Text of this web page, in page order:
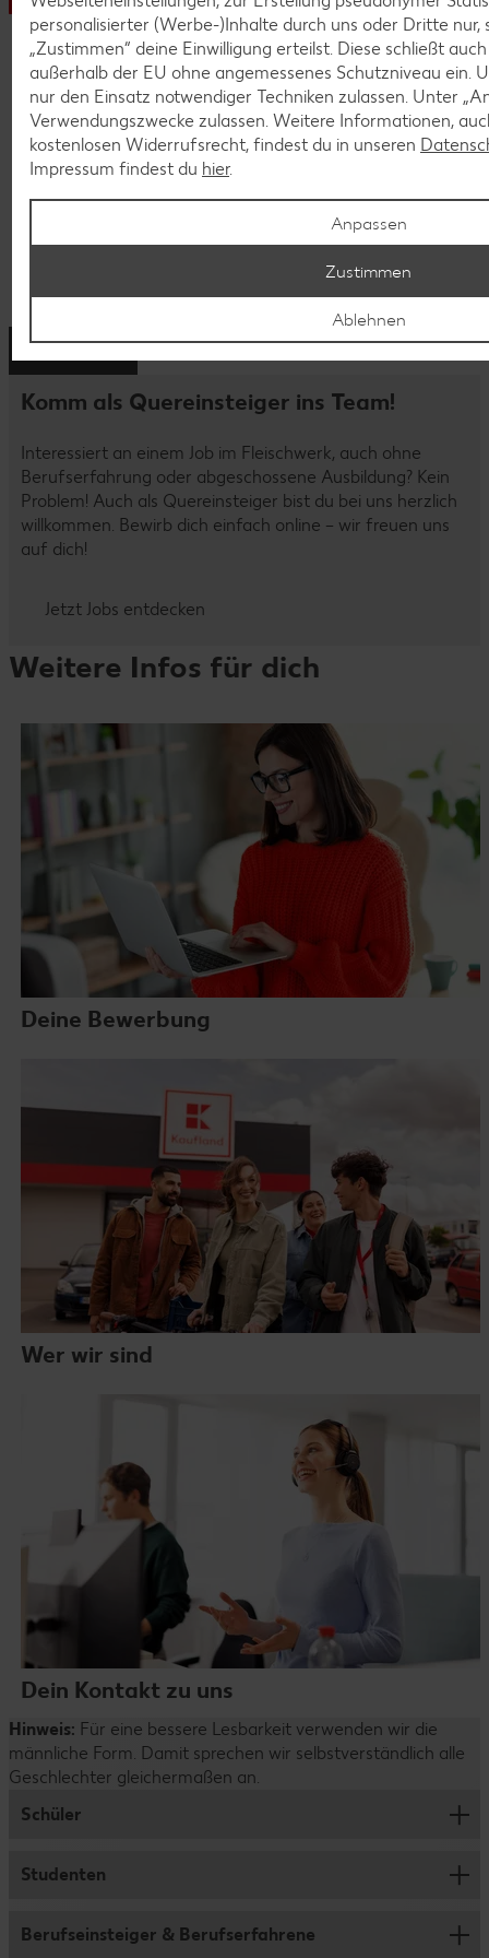
Als Betriebsleiter steuerst du alle operativen
Abläufe am Standort und trägst die
Verantwortung für die Produktivität, Qualität
und Wertschöpfung sämtlicher Bereiche und
Warengruppen. Dein Ziel ist es, die Abläufe in
deinem Fleischwerk immer weiter zu
verbessern. Dafür arbeitest du auch mit
Durch die konsequente Anwendung von
Führungsprinzipien und Verhaltensregeln trägst
Erfahre mehr
Komm als Quereinsteiger ins Team!
Interessiert an einem Job im Fleischwerk, auch ohne
Berufserfahrung oder abgeschossene Ausbildung? Kein
Problem! Auch als Quereinsteiger bist du bei uns herzlich
willkommen. Bewirb dich einfach online – wir freuen uns
auf dich!
Jetzt Jobs entdecken
Weitere Infos für dich
Deine Bewerbung
Wer wir sind
Dein Kontakt zu uns
Hinweis: Für eine bessere Lesbarkeit verwenden wir die
männliche Form. Damit sprechen wir selbstverständlich alle
Geschlechter gleichermaßen an.
Schüler
Ausbildung
Studenten
Jobs für Studenten und Werkstudenten
Berufseinsteiger & Berufserfahrene
personalisierter (Werbe-)Inhalte durch uns oder Dritte nur,
„Zustimmen“ deine Einwilligung erteilst. Diese schließt
außerhalb der EU ohne angemessenes Schutzniveau ein.
nur den Einsatz notwendiger Techniken zulassen. Unter
Verwendungszwecke zulassen. Weitere Informationen,
kostenlosen Widerrufsrecht, findest du in unseren
Impressum findest du hier.
Anpassen
Ablehnen
Zustimmen